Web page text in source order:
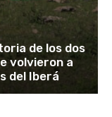
de los dos
volvieron a
del Iberá